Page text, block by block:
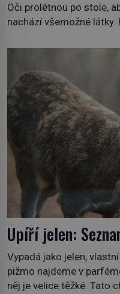
Oči prolétnou po stole,
nachází všemožné látky.
plán dokončit. Pod
směs s názvem lučavka
pro nic za nic, […]
Upíří jelen:
Vypadá jako jelen,
pižmo najdeme v
něj je velice těžké. Tato